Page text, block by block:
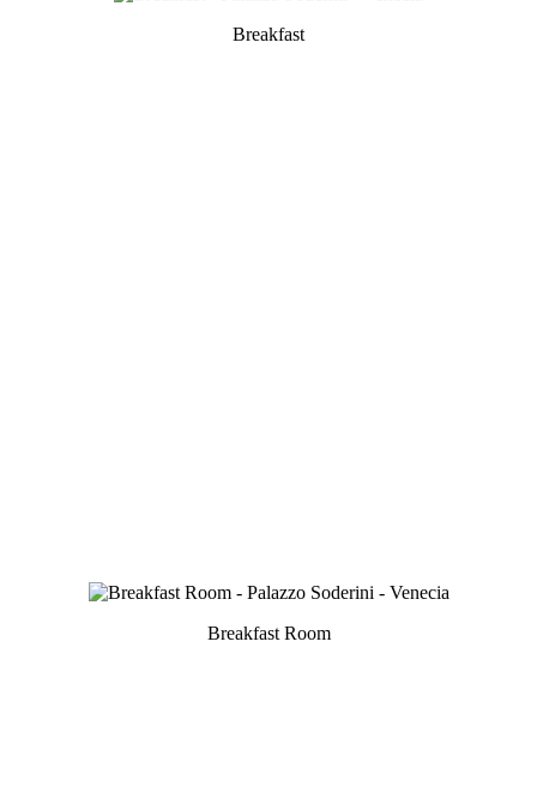
Breakfast
Breakfast Room